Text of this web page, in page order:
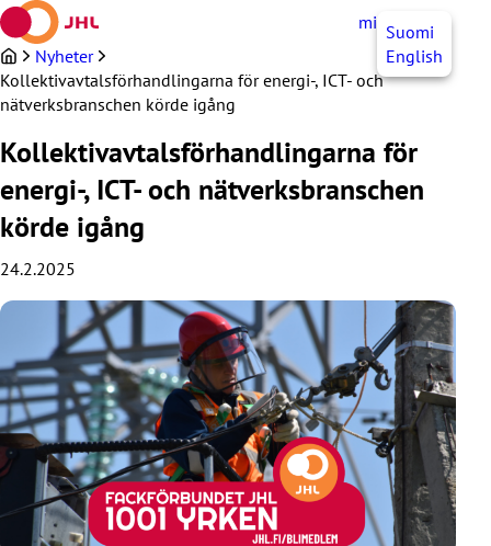
Hoppa
till
innehållet
mittJHL SV
Suomi
English
Nyheter
Kollektivavtalsförhandlingarna för energi-, ICT- och
nätverksbranschen körde igång
Kollektivavtalsförhandlingarna för
energi-, ICT- och nätverksbranschen
körde igång
24.2.2025